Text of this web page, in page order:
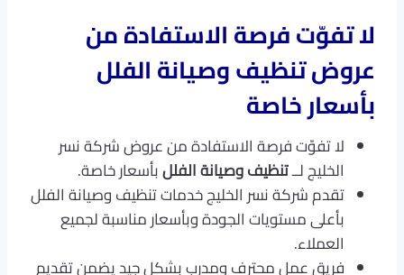
لا تفوّت فرصة الاستفادة من
عروضتنظيف وصيانة الفلل
بأسعار خاصة
لا تفوّت فرصة الاستفادة من عروض شركة نسر
الخليج لــتنظيف وصيانة الفللبأسعار خاصة.
تقدم شركة نسر الخليج خدمات تنظيف وصيانة الفلل
بأعلى مستويات الجودة وبأسعار مناسبة لجميع
العملاء.
فريق عمل محترف ومدرب بشكل جيد يضمن تقديم